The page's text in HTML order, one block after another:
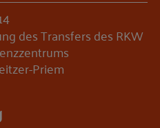
des Transfers des RKW
Priem